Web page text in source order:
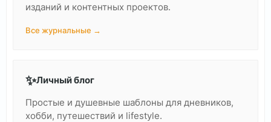
изданий и контентных проектов.
Все журнальные →
✨Личный блог
Простые и душевные шаблоны для дневников,
хобби, путешествий и lifestyle.